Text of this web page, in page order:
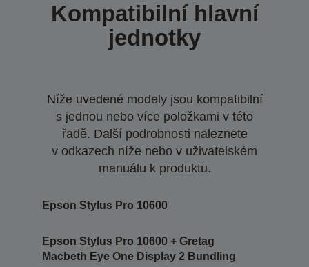
Kompatibilní hlavní
jednotky
Níže uvedené modely jsou kompatibilní
s jednou nebo více položkami v této
řadě. Další podrobnosti naleznete
v odkazech níže nebo v uživatelském
manuálu k produktu.
Epson Stylus Pro 10600
Epson Stylus Pro 10600 + Gretag
Macbeth Eye One Display 2 Bundling